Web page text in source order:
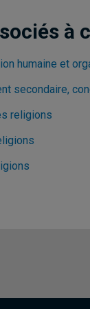
à
humaine et
secondaire,
religions